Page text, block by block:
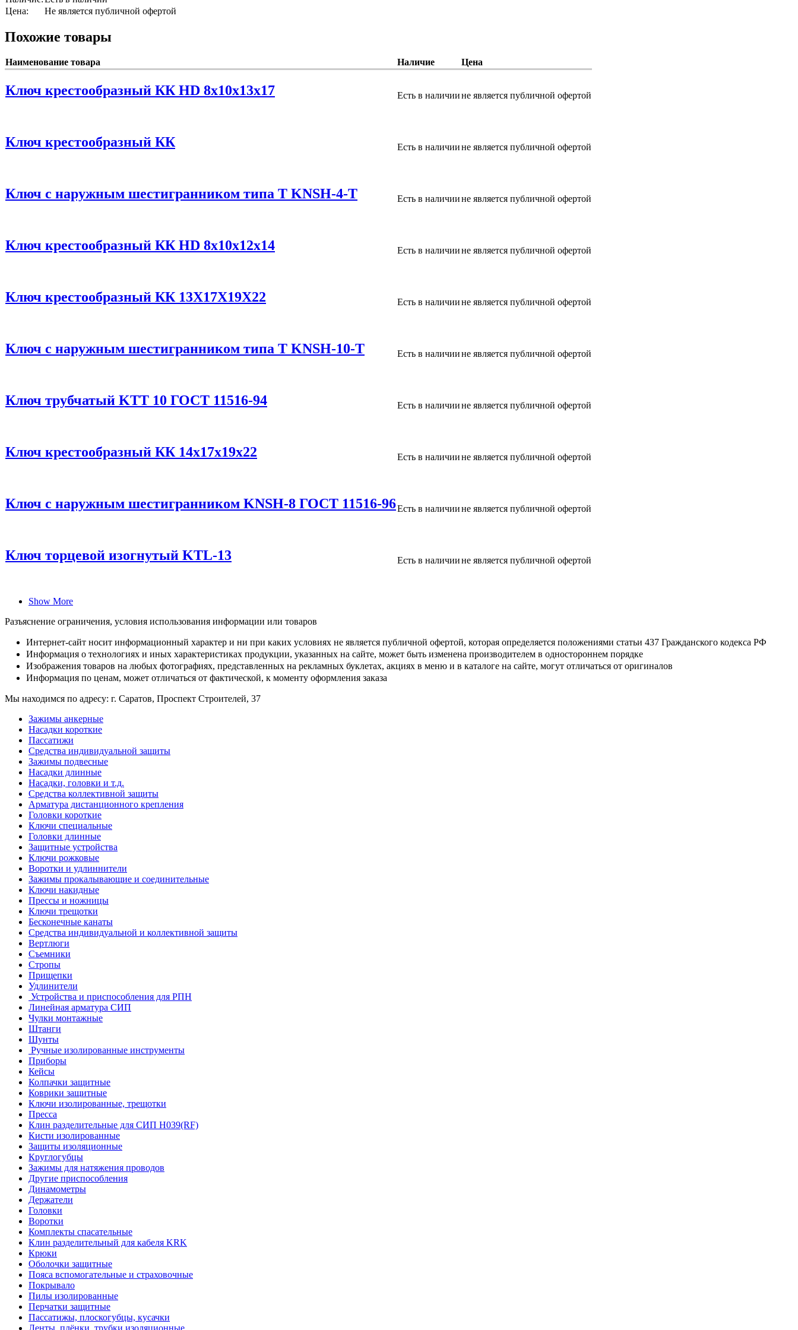
Цена:
Не является публичной офертой
Похожие товары
Наименование товара Наличие Цена
Ключ крестообразный КК HD 8х10х13х17 Есть в наличиине является публичной офертой
Ключ крестообразный КК Есть в наличиине является публичной офертой
Ключ с наружным шестигранником типа Т KNSH-4-T Есть в наличиине является публичной офертой
Ключ крестообразный КК HD 8х10х12х14 Есть в наличиине является публичной офертой
Ключ крестообразный КК 13Х17Х19Х22 Есть в наличиине является публичной офертой
Ключ с наружным шестигранником типа Т KNSH-10-T Есть в наличиине является публичной офертой
Ключ трубчатый KTT 10 ГОСТ 11516-94 Есть в наличиине является публичной офертой
Ключ крестообразный КК 14х17х19х22 Есть в наличиине является публичной офертой
Ключ с наружным шестигранником KNSH-8 ГОСТ 11516-96Есть в наличиине является публичной офертой
Ключ торцевой изогнутый KTL-13 Есть в наличиине является публичной офертой
Show More
Разъяснение ограничения, условия использования информации или товаров
Интернет-сайт носит информационный характер и ни при каких условиях не является публичной офертой, которая определяется положениями статьи 437 Гражданского кодекса РФ
Информация о технологиях и иных характеристиках продукции, указанных на сайте, может быть изменена производителем в одностороннем порядке
Изображения товаров на любых фотографиях, представленных на рекламных буклетах, акциях в меню и в каталоге на сайте, могут отличаться от оригиналов
Информация по ценам, может отличаться от фактической, к моменту оформления заказа
Мы находимся по адресу: г. Саратов, Проспект Строителей, 37
Зажимы анкерные
Насадки короткие
Пассатижи
Средства индивидуальной защиты
Зажимы подвесные
Насадки длинные
Насадки, головки и т.д.
Средства коллективной защиты
Арматура дистанционного крепления
Головки короткие
Ключи специальные
Головки длинные
Защитные устройства
Ключи рожковые
Воротки и удлиннители
Зажимы прокалывающие и соединительные
Ключи накидные
Прессы и ножницы
Ключи трещотки
Бесконечные канаты
Средства индивидуальной и коллективной защиты
Вертлюги
Съемники
Стропы
Прищепки
Удлинители
Устройства и приспособления для РПН
Линейная арматура СИП
Чулки монтажные
Штанги
Шунты
Ручные изолированные инструменты
Приборы
Кейсы
Колпачки защитные
Коврики защитные
Ключи изолированные, трещотки
Пресса
Клин разделительные для СИП Н039(RF)
Кисти изолированные
Защиты изоляционные
Круглогубцы
Зажимы для натяжения проводов
Другие приспособления
Динамометры
Держатели
Головки
Воротки
Комплекты спасательные
Клин разделительный для кабеля KRK
Крюки
Оболочки защитные
Пояса вспомогательные и страховочные
Покрывало
Пилы изолированные
Перчатки защитные
Пассатижы, плоскогубцы, кусачки